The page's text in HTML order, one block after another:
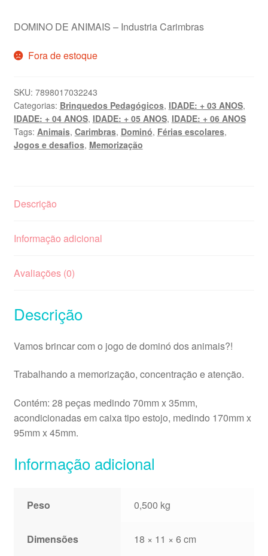
DOMINO DE ANIMAIS – Industria Carimbras
Fora de estoque
SKU: 7898017032243
Categorias: Brinquedos Pedagógicos, IDADE: + 03 ANOS,
IDADE: + 04 ANOS, IDADE: + 05 ANOS, IDADE: + 06 ANOS
Tags: Animais, Carimbras, Dominó, Férias escolares,
Jogos e desafios, Memorização
Descrição
Informação adicional
Avaliações (0)
Descrição
Vamos brincar com o jogo de dominó dos animais?!
Trabalhando a memorização, concentração e atenção.
Contém: 28 peças medindo 70mm x 35mm,
acondicionadas em caixa tipo estojo, medindo 170mm x
95mm x 45mm.
Informação adicional
Peso 0,500 kg
Dimensões 18 × 11 × 6 cm